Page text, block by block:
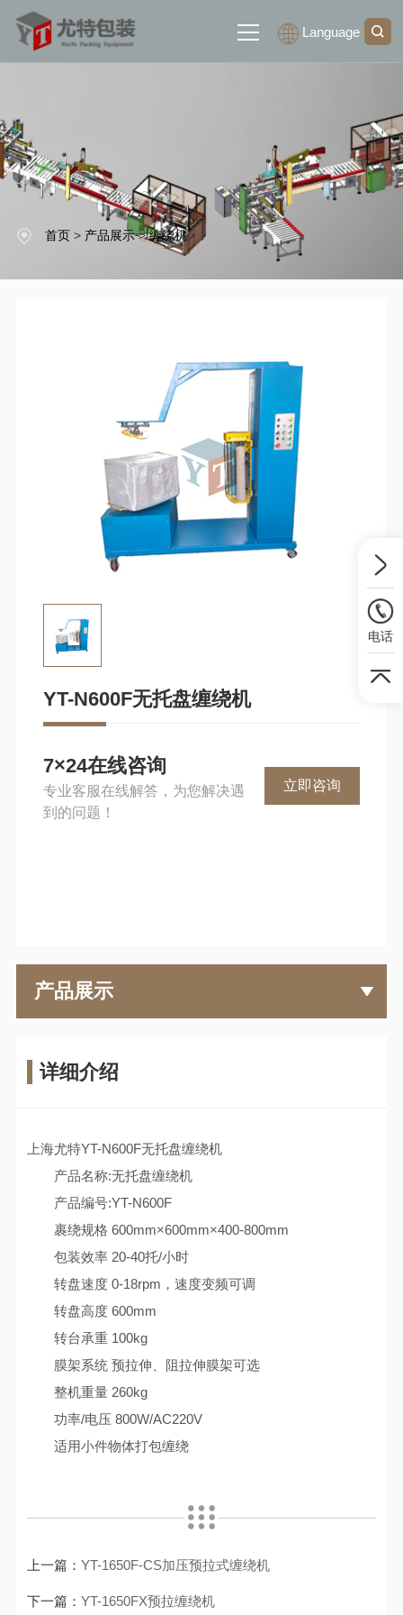
Language
产品展示
新闻中心
首页> 产品展示>缠绕机
YT-N600F无托盘缠绕机
7×24在线咨询
专业客服在线解答，为您解决遇
到的问题！
立即咨询
产品展示
详细介绍
上海尤特YT-N600F无托盘缠绕机
产品名称:无托盘缠绕机
产品编号:YT-N600F
裹绕规格 600mm×600mm×400-800mm
包装效率 20-40托/小时
转盘速度 0-18rpm，速度变频可调
转盘高度 600mm
转台承重 100kg
膜架系统 预拉伸、阻拉伸膜架可选
整机重量 260kg
功率/电压 800W/AC220V
适用小件物体打包缠绕
上一篇：YT-1650F-CS加压预拉式缠绕机
下一篇：YT-1650FX预拉缠绕机
电话